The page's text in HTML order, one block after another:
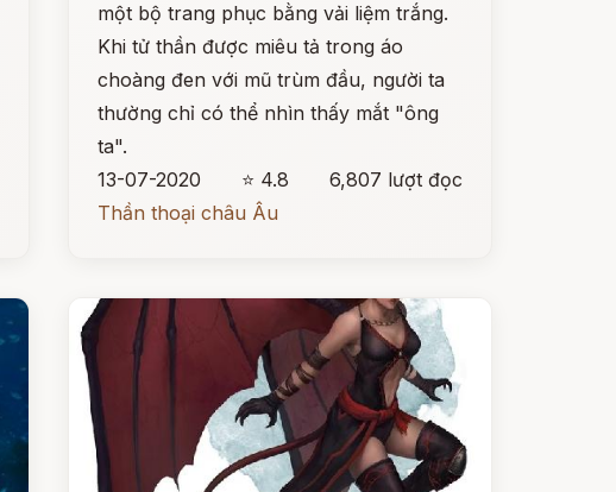
một bộ trang phục bằng vải liệm trắng.
Khi tử thần được miêu tả trong áo
choàng đen với mũ trùm đầu, người ta
thường chỉ có thể nhìn thấy mắt "ông
ta".
13-07-2020
⭐ 4.8
6,807 lượt đọc
Thần thoại châu Âu